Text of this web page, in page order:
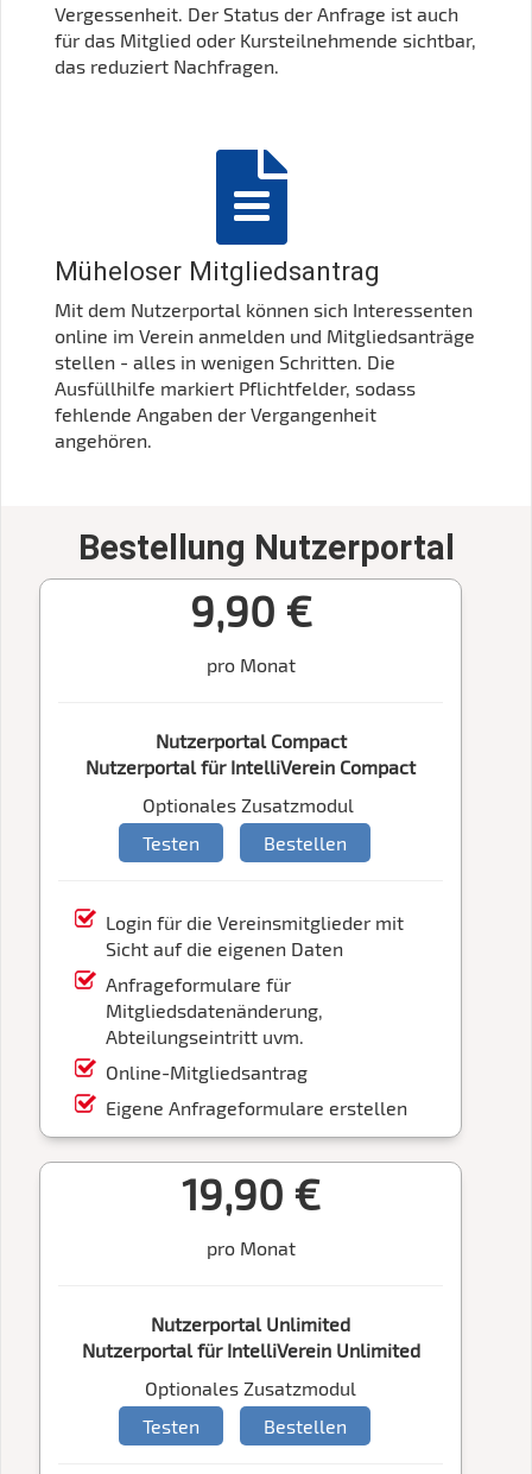
Vergessenheit. Der Status der Anfrage ist auch
für das Mitglied oder Kursteilnehmende sichtbar,
das reduziert Nachfragen.
Müheloser Mitgliedsantrag
Mit dem Nutzerportal können sich Interessenten
online im Verein anmelden und Mitgliedsanträge
stellen - alles in wenigen Schritten. Die
Ausfüllhilfe markiert Pflichtfelder, sodass
fehlende Angaben der Vergangenheit
angehören.
Bestellung Nutzerportal
9,90 €
pro Monat
Nutzerportal Compact
Nutzerportal für IntelliVerein Compact
Optionales Zusatzmodul
Testen
Bestellen
Login für die Vereinsmitglieder mit
Sicht auf die eigenen Daten
Anfrageformulare für
Mitgliedsdatenänderung,
Abteilungseintritt uvm.
Online-Mitgliedsantrag
Eigene Anfrageformulare erstellen
19,90 €
pro Monat
Nutzerportal Unlimited
Nutzerportal für IntelliVerein Unlimited
Optionales Zusatzmodul
Testen
Bestellen